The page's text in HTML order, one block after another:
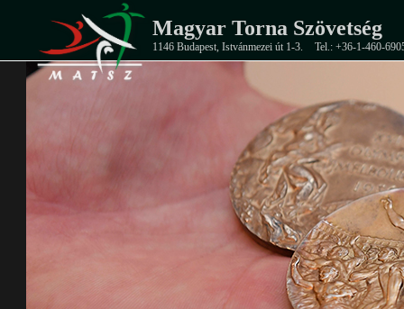
Magyar Torna Szövetség
1146 Budapest, Istvánmezei út 1-3. Tel.: +36-1-460-